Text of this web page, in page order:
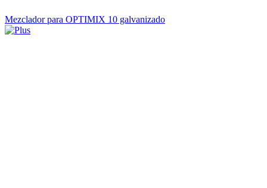
Mezclador para OPTIMIX 10 galvanizado